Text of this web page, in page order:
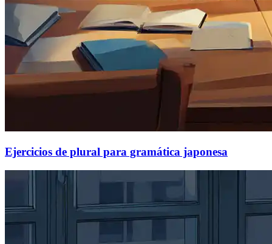
Ejercicios de plural para gramática japonesa